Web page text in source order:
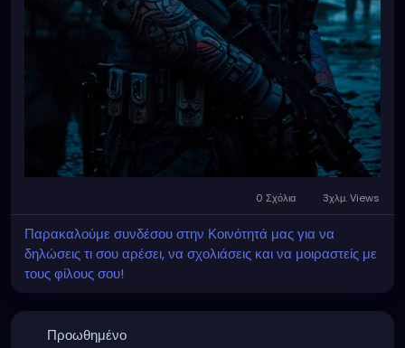
0 Σχόλια 3χλμ. Views
Παρακαλούμε συνδέσου στην Κοινότητά μας για να
δηλώσεις τι σου αρέσει, να σχολιάσεις και να μοιραστείς με
τους φίλους σου!
Προωθημένο